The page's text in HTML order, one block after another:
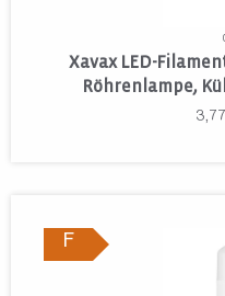
Xavax LED-
Röhrenlampe,
3,77
F